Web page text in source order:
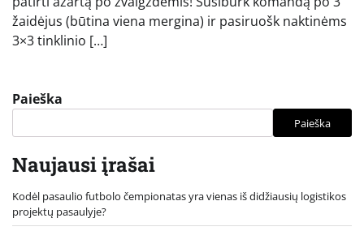
žaidėjus (būtina viena mergina) ir pasiruošk naktinėms
3×3 tinklinio […]
Paieška
Paieška
Naujausi įrašai
Kodėl pasaulio futbolo čempionatas yra vienas iš didžiausių logistikos
projektų pasaulyje?